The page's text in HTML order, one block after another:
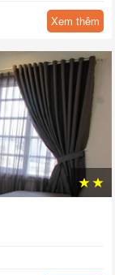
Xem thêm